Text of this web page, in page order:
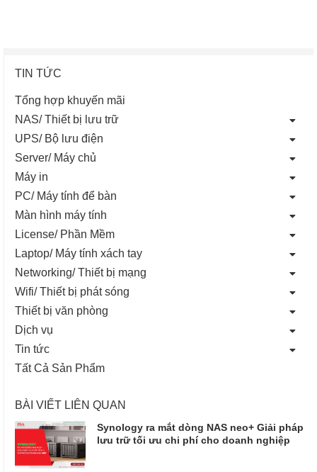
TIN TỨC
Tổng hợp khuyến mãi
NAS/ Thiết bị lưu trữ
UPS/ Bộ lưu điện
Server/ Máy chủ
Máy in
PC/ Máy tính để bàn
Màn hình máy tính
License/ Phần Mềm
Laptop/ Máy tính xách tay
Networking/ Thiết bị mạng
Wifi/ Thiết bị phát sóng
Thiết bị văn phòng
Dịch vụ
Tin tức
Tất Cả Sản Phẩm
BÀI VIẾT LIÊN QUAN
Synology ra mắt dòng NAS neo+ Giải pháp
lưu trữ tối ưu chi phí cho doanh nghiệp